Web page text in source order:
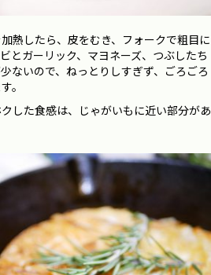
熱したら、皮をむき、フォークで粗目に
とガーリック、マヨネーズ、つぶしたち
ないので、ねっとりしすぎず、ごろごろ
。
した食感は、じゃがいもに近い部分があ